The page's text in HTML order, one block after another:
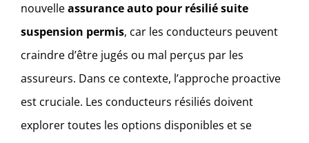
nouvelleassurance auto pour résilié suite
suspension permis, car les conducteurs peuvent
craindre d’être jugés ou mal perçus par les
assureurs. Dans ce contexte, l’approche proactive
est cruciale. Les conducteurs résiliés doivent
explorer toutes les options disponibles et se